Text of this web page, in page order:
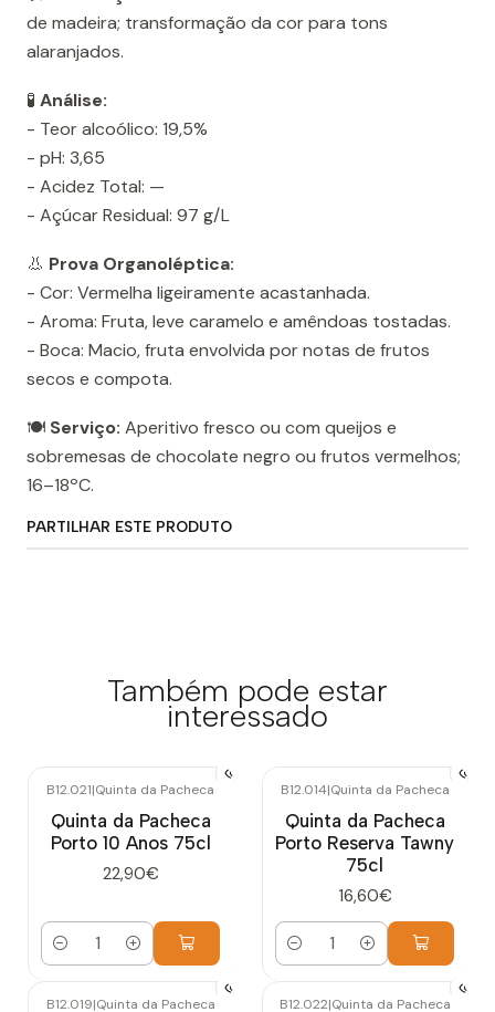
de madeira; transformação da cor para tons
alaranjados.
🧪 Análise:
- Teor alcoólico: 19,5%
- pH: 3,65
- Acidez Total: —
- Açúcar Residual: 97 g/L
👃 Prova Organoléptica:
- Cor: Vermelha ligeiramente acastanhada.
- Aroma: Fruta, leve caramelo e amêndoas tostadas.
- Boca: Macio, fruta envolvida por notas de frutos
secos e compota.
🍽️ Serviço: Aperitivo fresco ou com queijos e
sobremesas de chocolate negro ou frutos vermelhos;
16–18ºC.
PARTILHAR ESTE PRODUTO
Também pode estar
interessado
B12.021|Quinta da Pacheca
Quinta da Pacheca
Porto 10 Anos 75cl
22,90€
Quantidade
B12.014|Quinta da Pacheca
Quinta da Pacheca
Porto Reserva Tawny
75cl
16,60€
Quantidade
B12.019|Quinta da Pacheca B12.022|Quinta da Pacheca